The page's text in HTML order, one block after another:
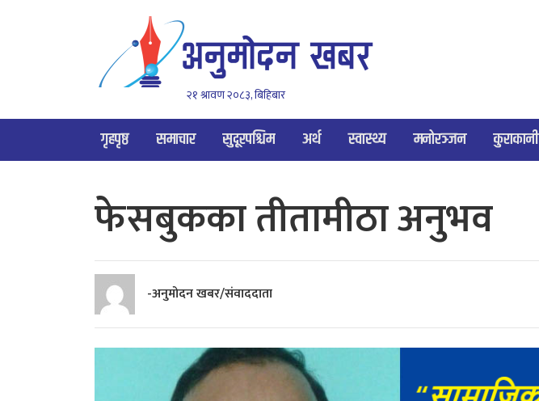
२१ श्रावण २०८३, बिहिबार
गृहपृष्ठ समाचार सुदूरपश्चिम अर्थ स्वास्थ्य मनोरञ्जन कुराकानी
फेसबुकका तीतामीठा अनुभव
-अनुमोदन खबर/संवाददाता